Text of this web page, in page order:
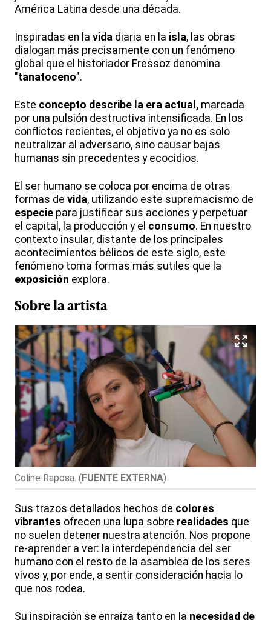
América Latina desde una década.
Inspiradas en la vida diaria en la isla, las obras
dialogan más precisamente con un fenómeno
global que el historiador Fressoz denomina
"tanatoceno".
Este concepto describe la era actual, marcada
por una pulsión destructiva intensificada. En los
conflictos recientes, el objetivo ya no es solo
neutralizar al adversario, sino causar bajas
humanas sin precedentes y ecocidios.
El ser humano se coloca por encima de otras
formas de vida, utilizando este supremacismo de
especie para justificar sus acciones y perpetuar
el capital, la producción y el consumo. En nuestro
contexto insular, distante de los principales
acontecimientos bélicos de este siglo, este
fenómeno toma formas más sutiles que la
exposición explora.
Sobre laartista
Coline Raposa. (FUENTE EXTERNA)
Sus trazos detallados hechos de colores
vibrantes ofrecen una lupa sobre realidades que
no suelen detener nuestra atención. Nos propone
re-aprender a ver: la interdependencia del ser
humano con el resto de la asamblea de los seres
vivos y, por ende, a sentir consideración hacia lo
que nos rodea.
Su inspiración se enraíza tanto en la necesidad de